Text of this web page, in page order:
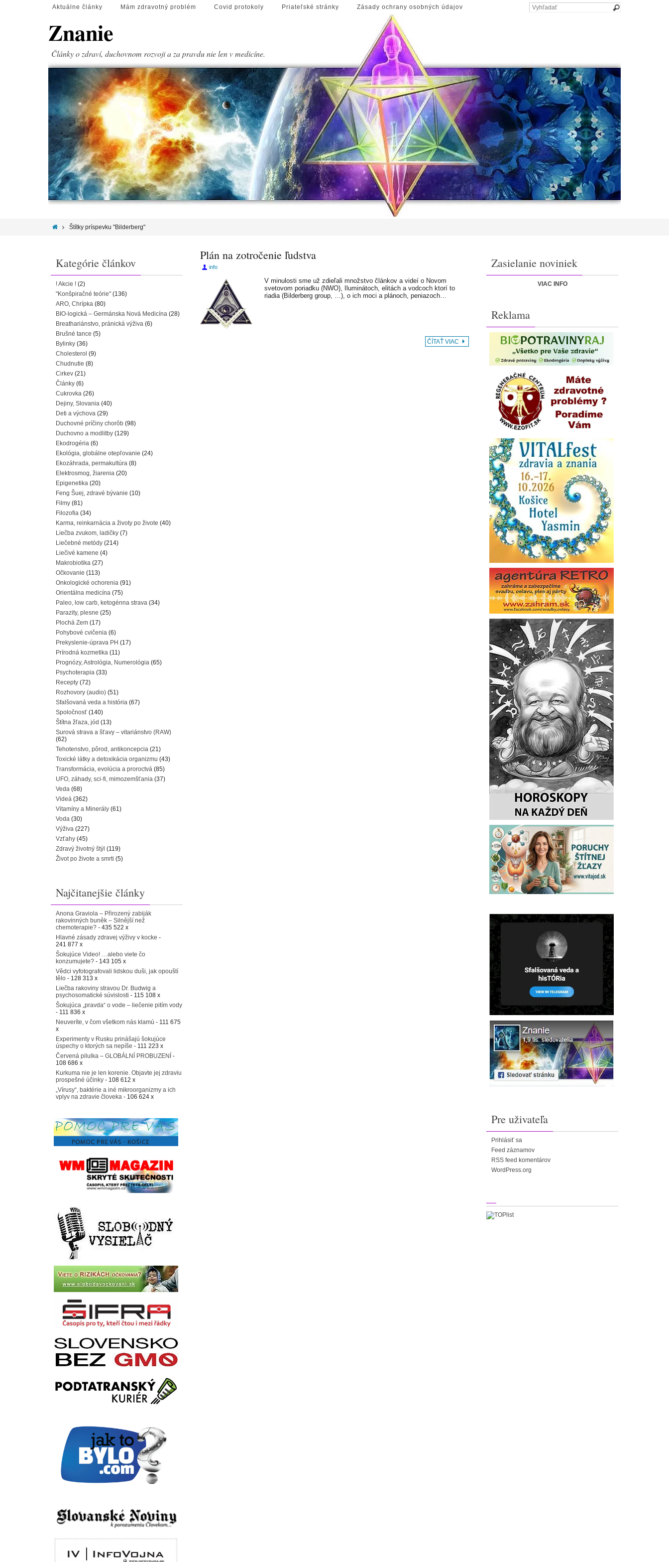
Aktuálne články Mám zdravotný problém Covid protokoly Priateľské stránky Zásady ochrany osobných údajov
Znanie
Články o zdraví, duchovnom rozvoji a za pravdu nie len v medicíne.
Štítky príspevku "Bilderberg"
Plán na zotročenie ľudstva
info
V minulosti sme už zdieľali množstvo článkov a videí o Novom
svetovom poriadku (NWO), Iluminátoch, elitách a vodcoch ktorí to
riadia (Bilderberg group, …), o ich moci a plánoch, peniazoch…
ČÍTAŤ VIAC
Kategórie článkov
! Akcie ! (2)
"Konšpiračné teórie" (136)
ARO, Chrípka (80)
BIO-logická – Germánska Nová Medicína (28)
Breathariánstvo, pránická výživa (6)
Brušné tance (5)
Bylinky (36)
Cholesterol (9)
Chudnutie (8)
Cirkev (21)
Články (6)
Cukrovka (26)
Dejiny, Slovania (40)
Deti a výchova (29)
Duchovné príčiny chorôb (98)
Duchovno a modlitby (129)
Ekodrogéria (6)
Ekológia, globálne otepľovanie (24)
Ekozáhrada, permakultúra (8)
Elektrosmog, žiarenia (20)
Epigenetika (20)
Feng Šuej, zdravé bývanie (10)
Filmy (81)
Filozofia (34)
Karma, reinkarnácia a životy po živote (40)
Liečba zvukom, ladičky (7)
Liečebné metódy (214)
Liečivé kamene (4)
Makrobiotika (27)
Očkovanie (113)
Onkologické ochorenia (91)
Orientálna medicína (75)
Paleo, low carb, ketogénna strava (34)
Parazity, plesne (25)
Plochá Zem (17)
Pohybové cvičenia (6)
Prekyslenie-úprava PH (17)
Prírodná kozmetika (11)
Prognózy, Astrológia, Numerológia (65)
Psychoterapia (33)
Recepty (72)
Rozhovory (audio) (51)
Sfalšovaná veda a história (67)
Spoločnosť (140)
Štítna žľaza, jód (13)
Surová strava a šťavy – vitariánstvo (RAW)
(62)
Tehotenstvo, pôrod, antikoncepcia (21)
Toxické látky a detoxikácia organizmu (43)
Transformácia, evolúcia a proroctvá (85)
UFO, záhady, sci-fi, mimozemšťania (37)
Veda (68)
Videá (362)
Vitamíny a Minerály (61)
Voda (30)
Výživa (227)
Vzťahy (45)
Zdravý životný štýl (119)
Život po živote a smrti (5)
Najčitanejšie články
Anona Graviola – Přirozený zabiják
rakovinných buněk – Silnější než
chemoterapie? - 435 522 x
Hlavné zásady zdravej výživy v kocke -
241 877 x
Šokujúce Video! …alebo viete čo
konzumujete? - 143 105 x
Vědci vyfotografovali lidskou duši, jak opouští
tělo - 128 313 x
Liečba rakoviny stravou Dr. Budwig a
psychosomatické súvislosti - 115 108 x
Šokujúca „pravda“ o vode – liečenie pitím vody
- 111 836 x
Neuveríte, v čom všetkom nás klamú - 111 675
x
Experimenty v Rusku prinášajú šokujúce
úspechy o ktorých sa nepíše - 111 223 x
Červená pilulka – GLOBÁLNÍ PROBUZENÍ -
108 686 x
Kurkuma nie je len korenie. Objavte jej zdraviu
prospešné účinky - 108 612 x
„Vírusy“, baktérie a iné mikroorganizmy a ich
vplyv na zdravie človeka - 106 624 x
Zasielanie noviniek
VIAC INFO
Reklama
Pre uživateľa
Prihlásiť sa
Feed záznamov
RSS feed komentárov
WordPress.org